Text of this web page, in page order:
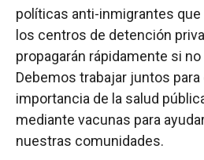
políticas anti-inmigrantes
los centros de detención
propagarán rápidamente si
Debemos trabajar juntos
importancia de la salud
mediante vacunas para
nuestras comunidades.